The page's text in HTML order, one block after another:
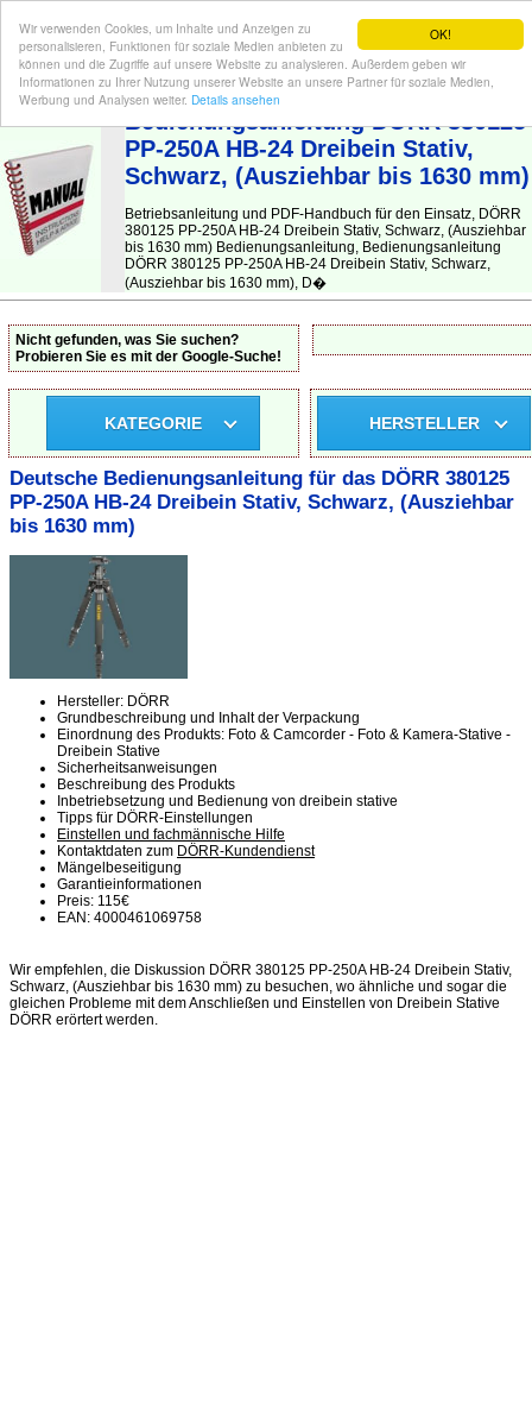
OK!
Wir verwenden Cookies, um Inhalte und Anzeigen zu
personalisieren, Funktionen für soziale Medien anbieten zu
können und die Zugriffe auf unsere Website zu analysieren. Außerdem geben wir
Informationen zu Ihrer Nutzung unserer Website an unsere Partner für soziale Medien,
Werbung und Analysen weiter. Details ansehen
BEDIENUNGSANLEITUNG| Hier finden Sie die deutsche Anleitung!
Bedienungsanleitung DÖRR 380125
PP-250A HB-24 Dreibein Stativ,
Schwarz, (Ausziehbar bis 1630 mm)
Betriebsanleitung und PDF-Handbuch für den Einsatz, DÖRR
380125 PP-250A HB-24 Dreibein Stativ, Schwarz, (Ausziehbar
bis 1630 mm) Bedienungsanleitung, Bedienungsanleitung
DÖRR 380125 PP-250A HB-24 Dreibein Stativ, Schwarz,
(Ausziehbar bis 1630 mm), D�
Nicht gefunden, was Sie suchen?
Probieren Sie es mit der Google-Suche!
KATEGORIE HERSTELLER
Deutsche Bedienungsanleitung für das DÖRR 380125
PP-250A HB-24 Dreibein Stativ, Schwarz, (Ausziehbar
bis 1630 mm)
Hersteller: DÖRR
Grundbeschreibung und Inhalt der Verpackung
Einordnung des Produkts: Foto & Camcorder - Foto & Kamera-Stative -
Dreibein Stative
Sicherheitsanweisungen
Beschreibung des Produkts
Inbetriebsetzung und Bedienung von dreibein stative
Tipps für DÖRR-Einstellungen
Einstellen und fachmännische Hilfe
Kontaktdaten zum DÖRR-Kundendienst
Mängelbeseitigung
Garantieinformationen
Preis: 115€
EAN: 4000461069758
Wir empfehlen, die Diskussion DÖRR 380125 PP-250A HB-24 Dreibein Stativ,
Schwarz, (Ausziehbar bis 1630 mm) zu besuchen, wo ähnliche und sogar die
gleichen Probleme mit dem Anschließen und Einstellen von Dreibein Stative
DÖRR erörtert werden.